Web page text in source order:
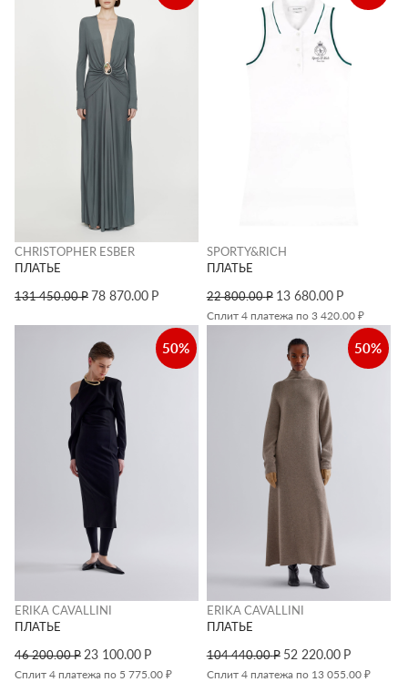
CHRISTOPHER ESBER
ПЛАТЬЕ
131 450.00Р78 870.00 Р
SPORTY&RICH
ПЛАТЬЕ
22 800.00Р 13 680.00 Р
Сплит 4 платежа по 3 420.00 ₽
50%
ERIKA CAVALLINI
ПЛАТЬЕ
46 200.00Р 23 100.00 Р
Сплит 4 платежа по 5 775.00 ₽
50%
ERIKA CAVALLINI
ПЛАТЬЕ
104 440.00Р 52 220.00 Р
Сплит 4 платежа по 13 055.00 ₽